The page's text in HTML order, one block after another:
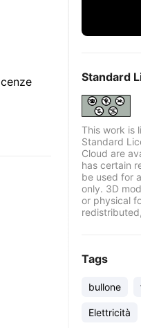
Standard
This work is
Standard
Cloud are
has certain
be used for
only. 3D
or physical
Tags
bullone
Elettricità